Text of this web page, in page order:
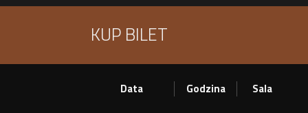
KUP BILET
Data Godzina Sala